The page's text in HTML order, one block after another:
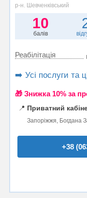
р-н. Шевченківський
10
балів
Реабілітація
➡️ Усі послуги та
🎁 Знижка 10% за
📍 Приватний
Запоріжжя, Богдана
+38